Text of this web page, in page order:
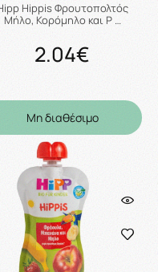
Hippis Φρουτοπολτός
Μήλο, Κορόμηλο και Ρ …
2.04€
Μη διαθέσιμο